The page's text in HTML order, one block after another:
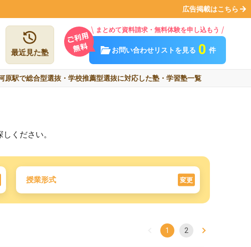
広告掲載はこちら
最近見た塾
まとめて資料請求・無料体験を申し込もう
お問い合わせリストを見る 0 件
原駅で総合型選抜・学校推薦型選抜に対応した塾・学習塾一覧
ください。
授業形式 変更
1 2